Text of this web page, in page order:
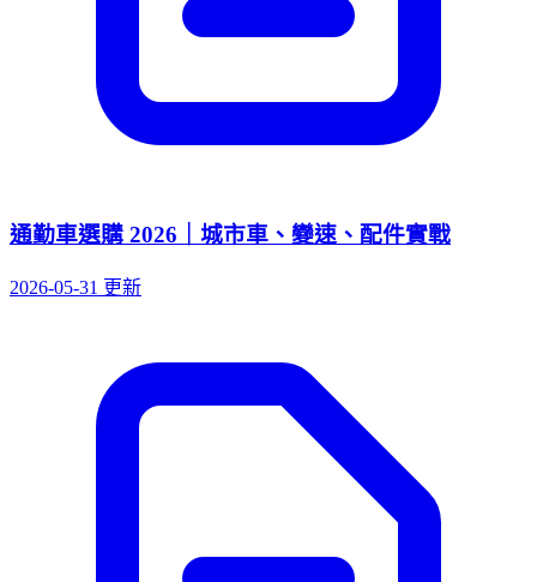
通勤車選購 2026｜城市車、變速、配件實戰
2026-05-31 更新